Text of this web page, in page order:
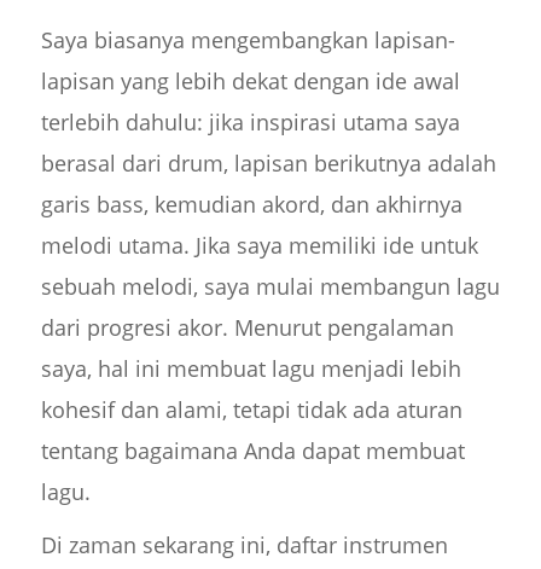
Saya biasanya mengembangkan lapisan-
lapisan yang lebih dekat dengan ide awal
terlebih dahulu: jika inspirasi utama saya
berasal dari drum, lapisan berikutnya adalah
garis bass, kemudian akord, dan akhirnya
melodi utama. Jika saya memiliki ide untuk
sebuah melodi, saya mulai membangun lagu
dari progresi akor. Menurut pengalaman
saya, hal ini membuat lagu menjadi lebih
kohesif dan alami, tetapi tidak ada aturan
tentang bagaimana Anda dapat membuat
lagu.
Di zaman sekarang ini, daftar instrumen